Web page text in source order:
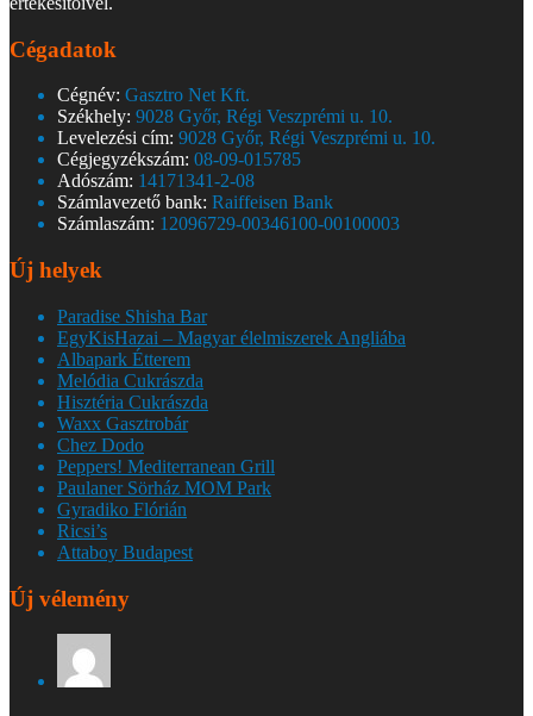
Cégadatok
Cégnév: Gasztro Net Kft.
Székhely: 9028 Győr, Régi Veszprémi u. 10.
Levelezési cím: 9028 Győr, Régi Veszprémi u. 10.
Cégjegyzékszám: 08-09-015785
Adószám: 14171341-2-08
Számlavezető bank: Raiffeisen Bank
Számlaszám: 12096729-00346100-00100003
Új helyek
Paradise Shisha Bar
EgyKisHazai – Magyar élelmiszerek Angliába
Albapark Étterem
Melódia Cukrászda
Hisztéria Cukrászda
Waxx Gasztrobár
Chez Dodo
Peppers! Mediterranean Grill
Paulaner Sörház MOM Park
Gyradiko Flórián
Ricsi’s
Attaboy Budapest
Új vélemény